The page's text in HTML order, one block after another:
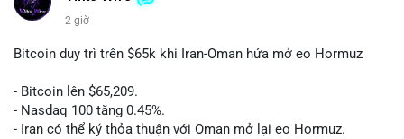
2 giờ
Bitcoin duy trì trên $65k khi Iran-Oman hứa mở eo Hormuz
- Bitcoin lên $65,209.
- Nasdaq 100 tăng 0.45%.
- Iran có thể ký thỏa thuận với Oman mở lại eo Hormuz.